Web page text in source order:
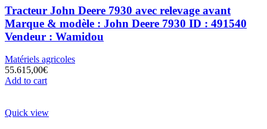
Tracteur John Deere 7930 avec relevage avant
Marque & modèle : John Deere 7930 ID : 491540
Vendeur : Wamidou
Matériels agricoles
55.615,00€
Add to cart
Quick view